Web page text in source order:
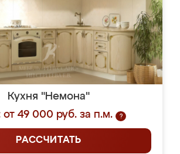
Кухня "Немона"
от 49 000 руб. за п.м.
?
РАССЧИТАТЬ